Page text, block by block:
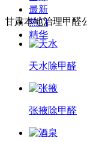
最新
热门
精华
甘肃本地治理甲醛
天水除甲醛
张掖除甲醛